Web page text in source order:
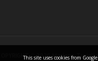
COPYRIGHT ©2026 Mariano
This site uses cookies from